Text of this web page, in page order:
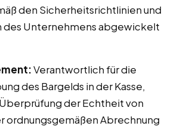
den Sicherheitsrichtlinien und
Unternehmens abgewickelt
Verantwortlich für die
des Bargelds in der Kasse,
der Echtheit von
ordnungsgemäßen Abrechnung